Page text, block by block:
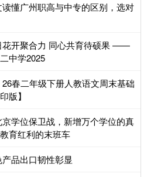
懂广州职高与中专的区别，选对
花开聚合力 同心共育待硕果 ——
中学2025
春二年级下册人教语文周末基础
版】
学位保卫战，新增万个学位的真
育红利的末班车
品出口韧性彰显